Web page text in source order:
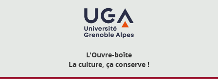
L'Ouvre-boîte
La culture, ça conserve !